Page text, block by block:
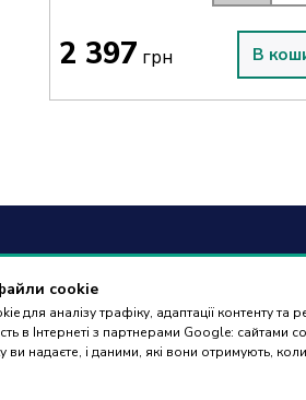
cookie
для аналізу трафіку, адаптації контенту
в Інтернеті з партнерами Google:
надаєте, і даними, які вони отримують,
2 397 грн В
+38
дзвінки приймаються в робочі дні з
18:00